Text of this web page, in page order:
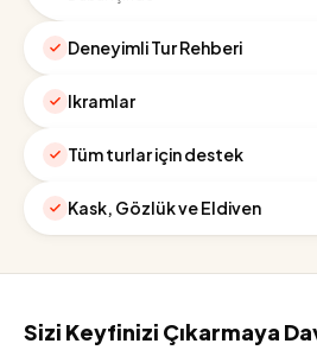
Deneyimli Tur Rehberi
Ikramlar
Tüm turlar için destek
Kask, Gözlük ve Eldiven
Sizi Keyfinizi Çıkarmaya